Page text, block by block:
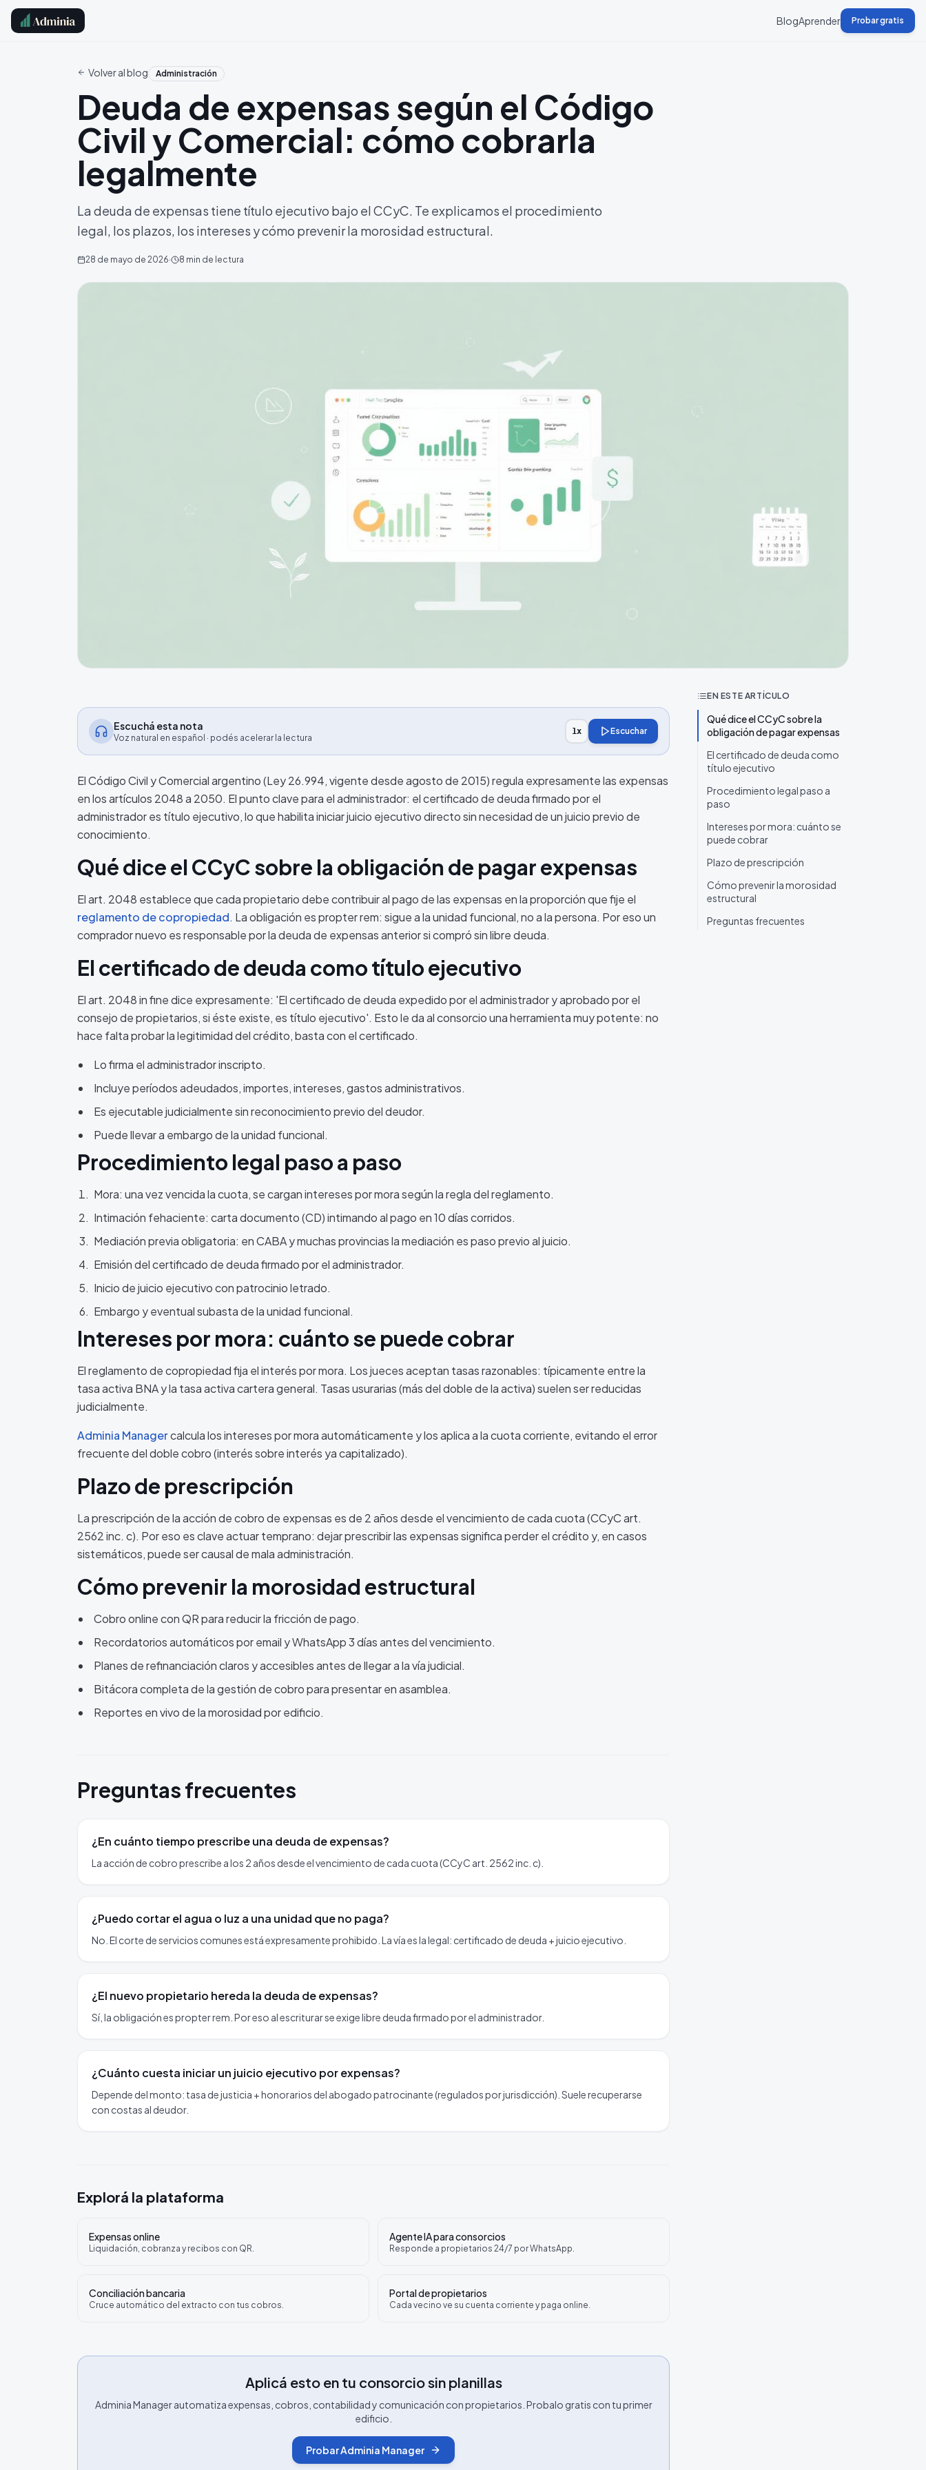
BlogAprender Probar gratis
Volver al blog Administración
Deuda de expensas según el Código
Civil y Comercial: cómo cobrarla
legalmente
La deuda de expensas tiene título ejecutivo bajo el CCyC. Te explicamos el procedimiento
legal, los plazos, los intereses y cómo prevenir la morosidad estructural.
28 de mayo de 2026· 8 min de lectura
Escuchá esta nota
Voz natural en español · podés acelerar la lectura
1x Escuchar
El Código Civil y Comercial argentino (Ley 26.994, vigente desde agosto de 2015) regula expresamente las expensas
en los artículos 2048 a 2050. El punto clave para el administrador: el certificado de deuda firmado por el
administrador es título ejecutivo, lo que habilita iniciar juicio ejecutivo directo sin necesidad de un juicio previo de
conocimiento.
Qué dice el CCyC sobre la obligación de pagar expensas
El art. 2048 establece que cada propietario debe contribuir al pago de las expensas en la proporción que fije el
reglamento de copropiedad. La obligación es propter rem: sigue a la unidad funcional, no a la persona. Por eso un
comprador nuevo es responsable por la deuda de expensas anterior si compró sin libre deuda.
El certificado de deuda como título ejecutivo
El art. 2048 in fine dice expresamente: 'El certificado de deuda expedido por el administrador y aprobado por el
consejo de propietarios, si éste existe, es título ejecutivo'. Esto le da al consorcio una herramienta muy potente: no
hace falta probar la legitimidad del crédito, basta con el certificado.
Lo firma el administrador inscripto.
Incluye períodos adeudados, importes, intereses, gastos administrativos.
Es ejecutable judicialmente sin reconocimiento previo del deudor.
Puede llevar a embargo de la unidad funcional.
Procedimiento legal paso a paso
Mora: una vez vencida la cuota, se cargan intereses por mora según la regla del reglamento.
Intimación fehaciente: carta documento (CD) intimando al pago en 10 días corridos.
Mediación previa obligatoria: en CABA y muchas provincias la mediación es paso previo al juicio.
Emisión del certificado de deuda firmado por el administrador.
Inicio de juicio ejecutivo con patrocinio letrado.
Embargo y eventual subasta de la unidad funcional.
Intereses por mora: cuánto se puede cobrar
El reglamento de copropiedad fija el interés por mora. Los jueces aceptan tasas razonables: típicamente entre la
tasa activa BNA y la tasa activa cartera general. Tasas usurarias (más del doble de la activa) suelen ser reducidas
judicialmente.
Adminia Managercalcula los intereses por mora automáticamente y los aplica a la cuota corriente, evitando el error
frecuente del doble cobro (interés sobre interés ya capitalizado).
Plazo de prescripción
La prescripción de la acción de cobro de expensas es de 2 años desde el vencimiento de cada cuota (CCyC art.
2562 inc. c). Por eso es clave actuar temprano: dejar prescribir las expensas significa perder el crédito y, en casos
sistemáticos, puede ser causal de mala administración.
Cómo prevenir la morosidad estructural
Cobro online con QR para reducir la fricción de pago.
Recordatorios automáticos por email y WhatsApp 3 días antes del vencimiento.
Planes de refinanciación claros y accesibles antes de llegar a la vía judicial.
Bitácora completa de la gestión de cobro para presentar en asamblea.
Reportes en vivo de la morosidad por edificio.
Preguntas frecuentes
¿En cuánto tiempo prescribe una deuda de expensas?
La acción de cobro prescribe a los 2 años desde el vencimiento de cada cuota (CCyC art. 2562 inc. c).
¿Puedo cortar el agua o luz a una unidad que no paga?
No. El corte de servicios comunes está expresamente prohibido. La vía es la legal: certificado de deuda + juicio ejecutivo.
¿El nuevo propietario hereda la deuda de expensas?
Sí, la obligación es propter rem. Por eso al escriturar se exige libre deuda firmado por el administrador.
¿Cuánto cuesta iniciar un juicio ejecutivo por expensas?
Depende del monto: tasa de justicia + honorarios del abogado patrocinante (regulados por jurisdicción). Suele recuperarse
con costas al deudor.
Explorá la plataforma
Expensas online
Liquidación, cobranza y recibos con QR.
Agente IA para consorcios
Responde a propietarios 24/7 por WhatsApp.
Conciliación bancaria
Cruce automático del extracto con tus cobros.
Portal de propietarios
Cada vecino ve su cuenta corriente y paga online.
Aplicá esto en tu consorcio sin planillas
Adminia Manager automatiza expensas, cobros, contabilidad y comunicación con propietarios. Probalo gratis con tu primer
edificio.
Probar Adminia Manager
EN ESTE ARTÍCULO
Qué dice el CCyC sobre la
obligación de pagar expensas
El certificado de deuda como
título ejecutivo
Procedimiento legal paso a
paso
Intereses por mora: cuánto se
puede cobrar
Plazo de prescripción
Cómo prevenir la morosidad
estructural
Preguntas frecuentes